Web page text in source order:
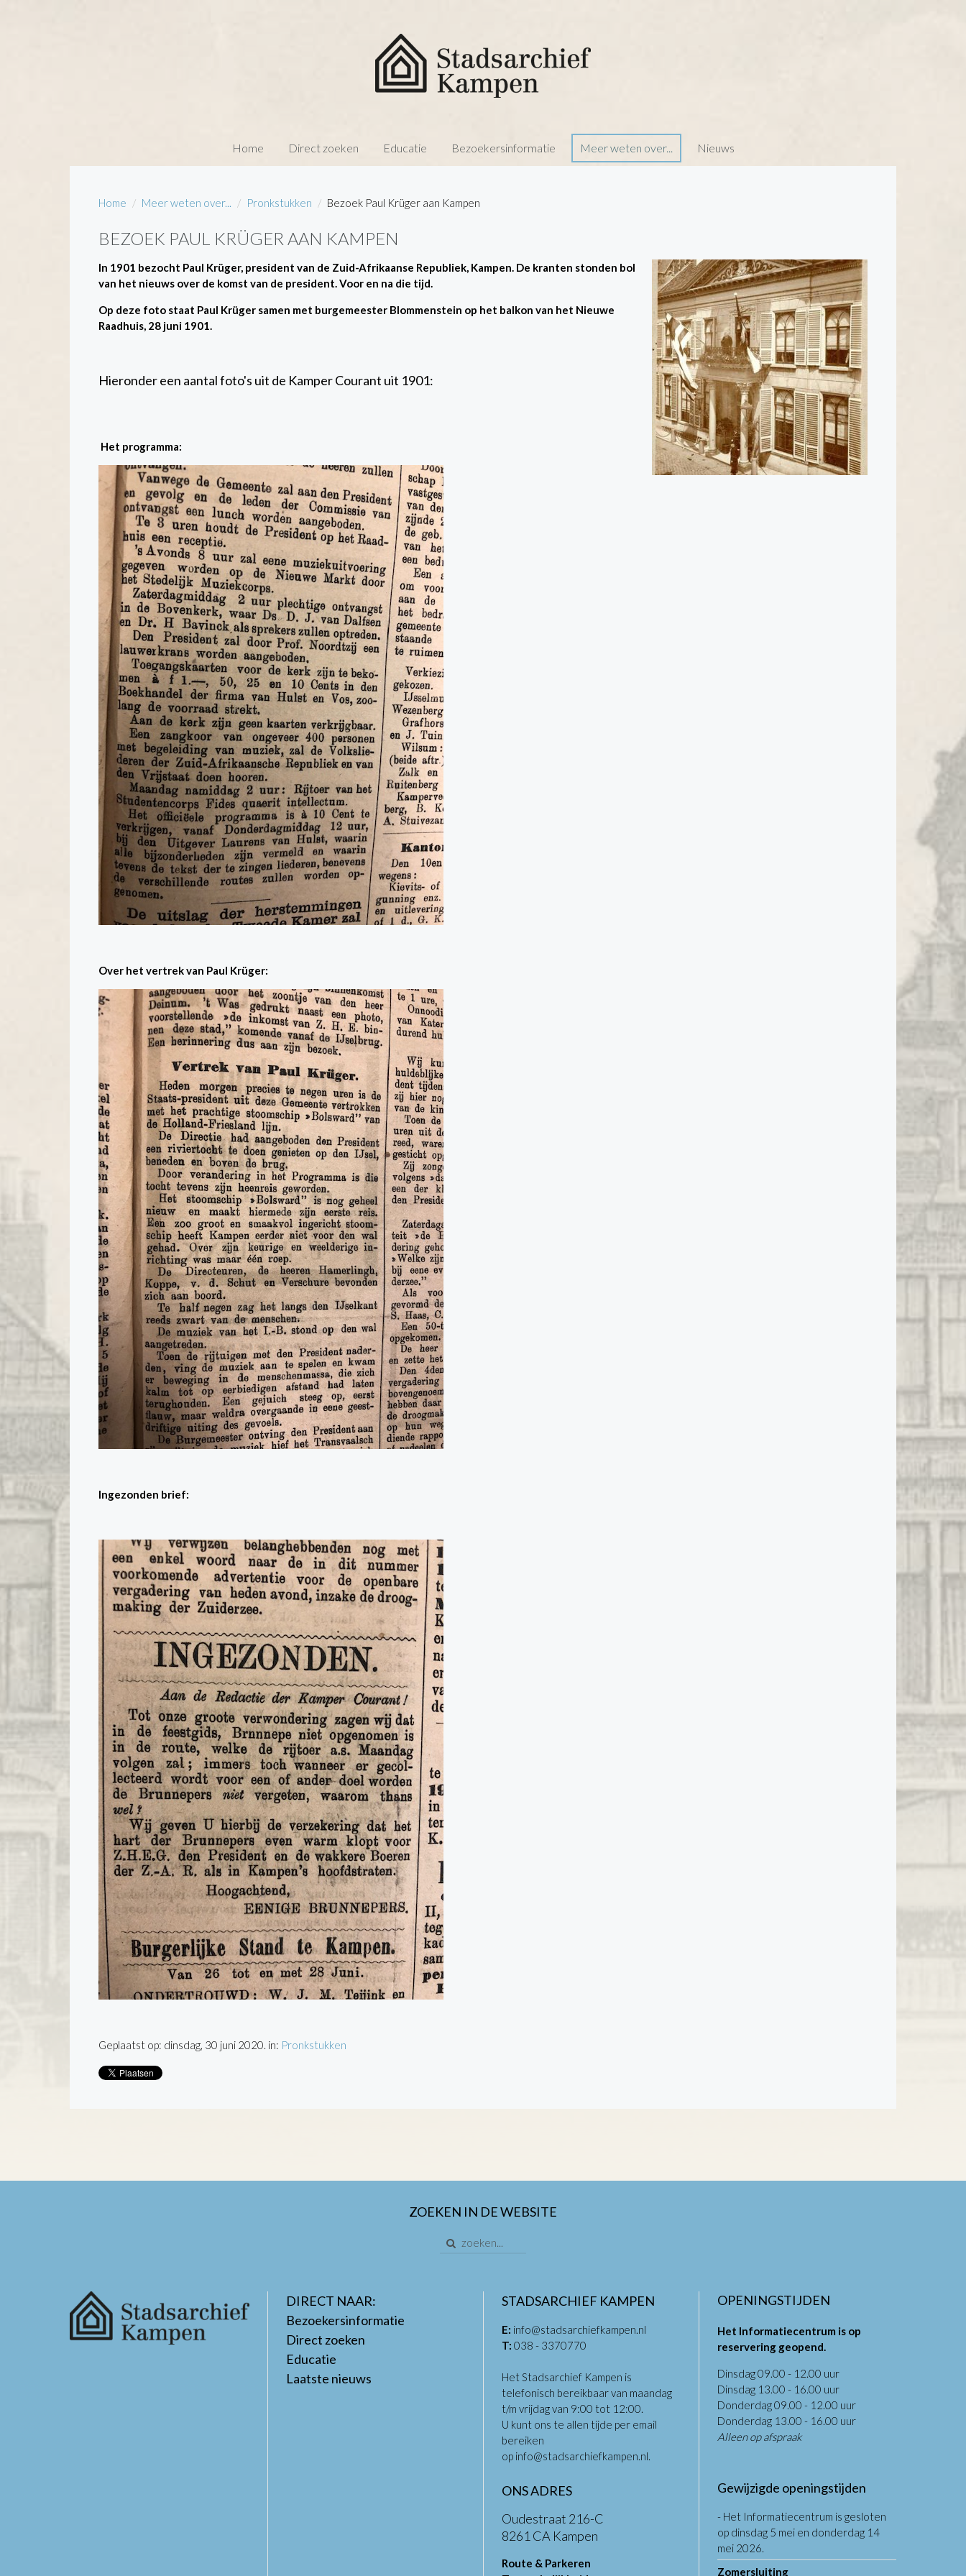
Home Direct zoeken Educatie Bezoekersinformatie Meer weten over... Nieuws
Home Meer weten over... Pronkstukken Bezoek Paul Krüger aan Kampen
BEZOEK PAUL KRÜGER AAN KAMPEN
In 1901 bezocht Paul Krüger, president van de Zuid-Afrikaanse Republiek, Kampen. De kranten stonden bol
van het nieuws over de komst van de president. Voor en na die tijd.
Op deze foto staat Paul Krüger samen met burgemeester Blommenstein op het balkon van het Nieuwe
Raadhuis, 28 juni 1901.
Hieronder een aantal foto's uit de Kamper Courant uit 1901:
Het programma:
Over het vertrek van Paul Krüger:
Ingezonden brief:
Geplaatst op: dinsdag, 30 juni 2020. in: Pronkstukken
ZOEKEN IN DE WEBSITE
DIRECT NAAR:
Bezoekersinformatie
Direct zoeken
Educatie
Laatste nieuws
STADSARCHIEF KAMPEN
E: info@stadsarchiefkampen.nl
T: 038 - 3370770
Het Stadsarchief Kampen is
telefonisch bereikbaar van maandag
t/m vrijdag van 9:00 tot 12:00.
U kunt ons te allen tijde per email
bereiken
op info@stadsarchiefkampen.nl.
ONS ADRES
Oudestraat 216-C
8261 CA Kampen
Route & Parkeren
OPENINGSTIJDEN
Het Informatiecentrum is op
reservering geopend.
Dinsdag 09.00 - 12.00 uur
Dinsdag 13.00 - 16.00 uur
Donderdag 09.00 - 12.00 uur
Donderdag 13.00 - 16.00 uur
Alleen op afspraak
Gewijzigde openingstijden
- Het Informatiecentrum is gesloten
op dinsdag 5 mei en donderdag 14
mei 2026.
Zomersluiting